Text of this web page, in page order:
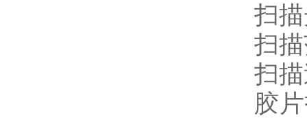
扫
扫
扫
胶